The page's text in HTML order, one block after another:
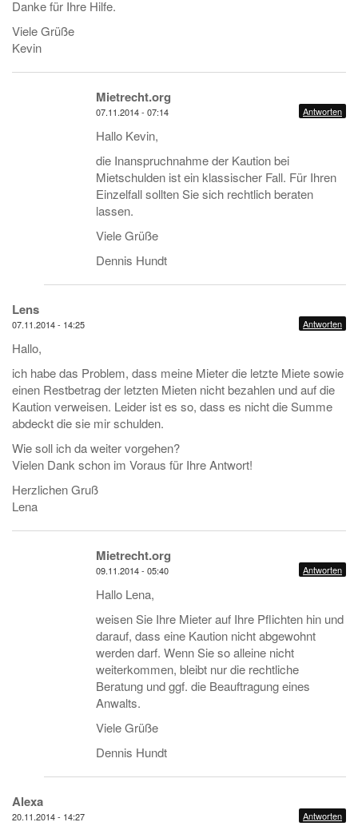
Danke für Ihre Hilfe.
Viele Grüße
Kevin
Mietrecht.org
07.11.2014 - 07:14 Antworten
Hallo Kevin,
die Inanspruchnahme der Kaution bei
Mietschulden ist ein klassischer Fall. Für Ihren
Einzelfall sollten Sie sich rechtlich beraten
lassen.
Viele Grüße
Dennis Hundt
Lens
07.11.2014 - 14:25 Antworten
Hallo,
ich habe das Problem, dass meine Mieter die letzte Miete sowie
einen Restbetrag der letzten Mieten nicht bezahlen und auf die
Kaution verweisen. Leider ist es so, dass es nicht die Summe
abdeckt die sie mir schulden.
Wie soll ich da weiter vorgehen?
Vielen Dank schon im Voraus für Ihre Antwort!
Herzlichen Gruß
Lena
Mietrecht.org
09.11.2014 - 05:40 Antworten
Hallo Lena,
weisen Sie Ihre Mieter auf Ihre Pflichten hin und
darauf, dass eine Kaution nicht abgewohnt
werden darf. Wenn Sie so alleine nicht
weiterkommen, bleibt nur die rechtliche
Beratung und ggf. die Beauftragung eines
Anwalts.
Viele Grüße
Dennis Hundt
Alexa
20.11.2014 - 14:27 Antworten